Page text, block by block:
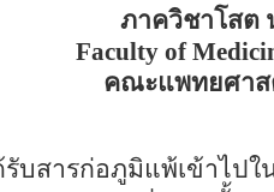
ภาควิชาโสต
Faculty of
คณะแพทยศาส
บสารก่อภูมิแพ้เข้าไปใ